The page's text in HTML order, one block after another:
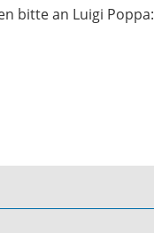
bitte an Luigi Poppa: